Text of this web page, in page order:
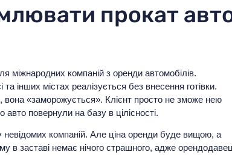
прокат
міжнародних компаній з оренди автомобілів.
інших містах реалізується без внесення готівки.
«заморожується». Клієнт просто не зможе нею
повернули на базу в цілісності.
компаній. Але ціна оренди буде вищою, а
в заставі немає нічого страшного, адже